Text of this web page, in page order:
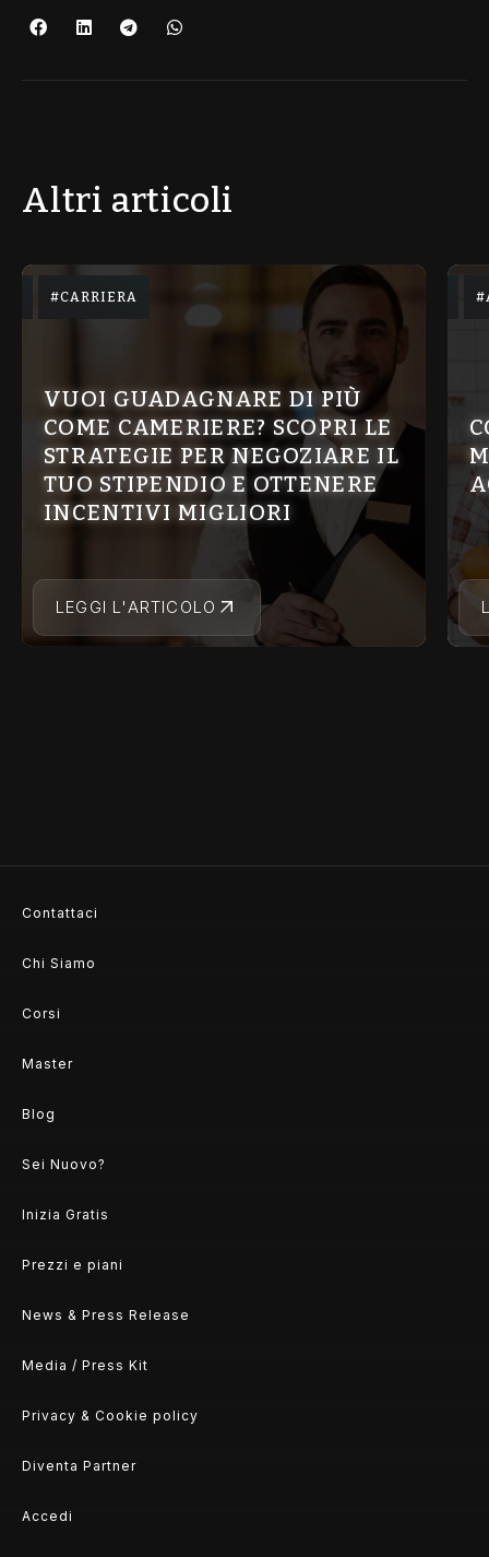
Altri articoli
CARRIERA
VUOI GUADAGNARE DI PIÙ
COME CAMERIERE? SCOPRI LE
STRATEGIE PER NEGOZIARE IL
TUO STIPENDIO E OTTENERE
INCENTIVI MIGLIORI
LEGGI L'ARTICOLO
Contattaci
Chi Siamo
Corsi
Master
Blog
Sei Nuovo?
Inizia Gratis
Prezzi e piani
News & Press Release
Media / Press Kit
Privacy & Cookie policy
Diventa Partner
Accedi